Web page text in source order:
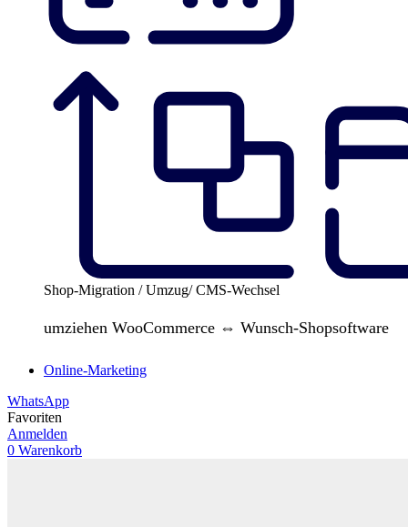
Shop-Migration / Umzug/ CMS-Wechsel
umziehen WooCommerce ⇔ Wunsch-Shopsoftware
Online-Marketing
WhatsApp
Favoriten
Anmelden
0 Warenkorb